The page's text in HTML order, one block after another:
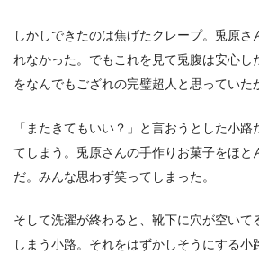
しかしできたのは焦げたクレープ。兎原さ
れなかった。でもこれを見て兎腹は安心し
をなんでもござれの完璧超人と思っていた
「またきてもいい？」と言おうとした小
てしまう。兎原さんの手作りお菓子をほと
だ。みんな思わず笑ってしまった。
そして洗濯が終わると、靴下に穴が空いて
しまう小路。それをはずかしそうにする小